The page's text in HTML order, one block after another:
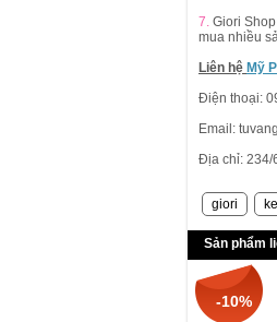
7. Giori
mua nhiều
Liên hệ Mỹ
Điện thoại:
Email:
Địa chỉ: 234/
giori
Sản phẩm
-10%